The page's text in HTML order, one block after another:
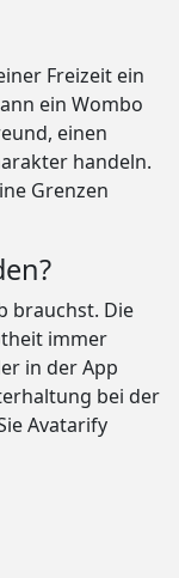
Freizeit ein
ein Wombo
einen
handeln.
Grenzen
brauchst. Die
immer
in der App
bei der
Avatarify